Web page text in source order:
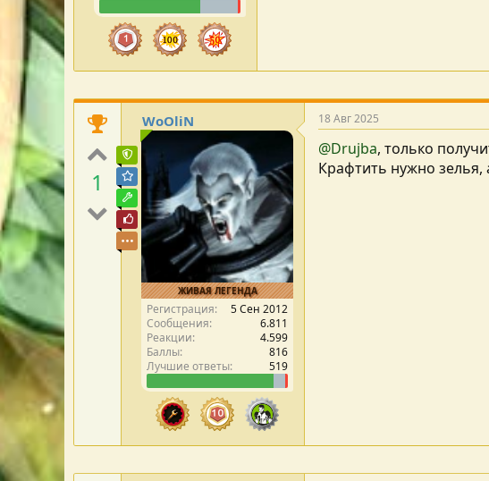
1
WoOliN
ЖИВАЯ ЛЕГЕНДА
Команда форума
Модератор раздела
Модостроитель
Почётный пользователь
Регистрация
5 Сен 2012
Сообщения
6.811
Реакции
4.599
Баллы
816
Лучшие ответы
519
18 Авг 2025
@Drujba, только
Крафтить нужно зелья,